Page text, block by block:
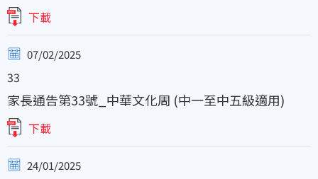
下載
07/02/2025
33
家長通告第33號_中華文化周 (中一至中五級適用)
下載
24/01/2025